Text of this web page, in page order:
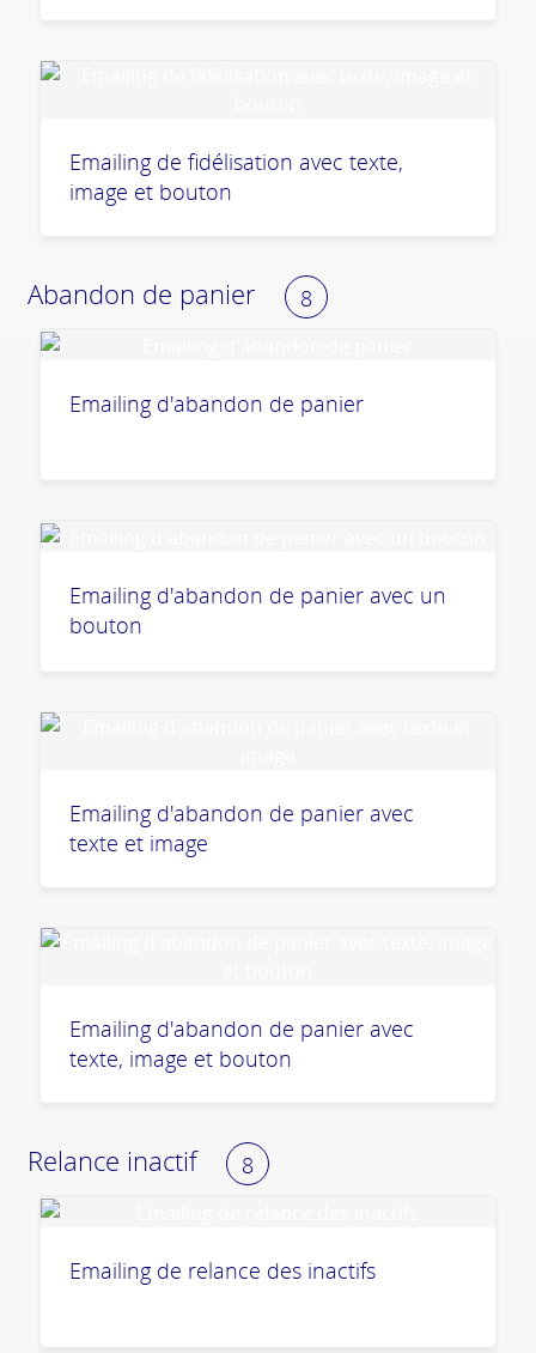
Emailing de fidélisation avec texte,
image et bouton
Abandon de panier 8
Emailing d'abandon de panier
Emailing d'abandon de panier avec un
bouton
Emailing d'abandon de panier avec
texte et image
Emailing d'abandon de panier avec
texte, image et bouton
Relance inactif 8
Emailing de relance des inactifs